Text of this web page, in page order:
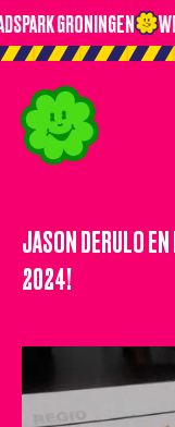
GRONINGEN
JASON DERULO
2024!